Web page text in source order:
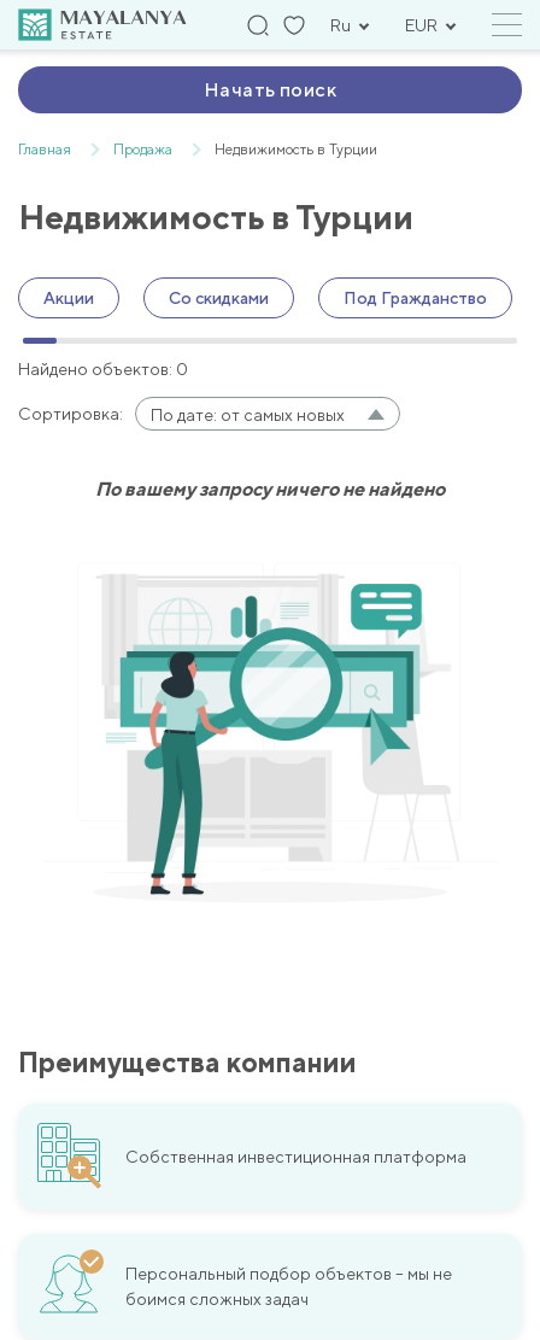
Ru EUR
Начать поиск
Главная Продажа Недвижимость в Турции
Недвижимость в Турции
Акции Со скидками Под Гражданство
Найдено объектов: 0
Сортировка: По дате: от самых новых
По вашему запросу ничего не найдено
Преимущества компании
Собственная инвестиционная платформа
Персональный подбор объектов – мы не
боимся сложных задач